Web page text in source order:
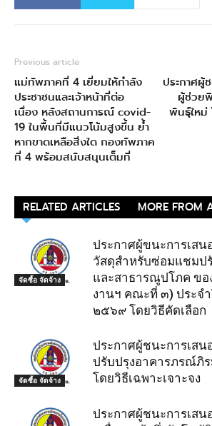
Previous article
แม่ทัพภาคที่ 4 เยี่ยมให้กำลัง
ประชาชนและเจ้าหน้าที่ต่อ
เนื่อง หลังสถานการณ์ covid-
19 ในพื้นที่มีแนวโน้มสูงขึ้น ย้ำ
หากขาดเหลือสิ่งใด กองทัพภาค
ที่ 4 พร้อมสนับสนุนเต็มที่
ประกาศผู้
ผู้ช่วย
พันธุ์ใหม่
RELATED ARTICLES MORE FROM
จัดซื้อ จัดจ้าง
ประกาศผู้ขนะการเสน
วัสดุสำหรับซ่อมแชมป
และสาธารณูปโภค ข
งานฯ คณะที่ ๓) ประจ
๒๕๖๙ โดยวิธีคัดเลือก
จัดซื้อ จัดจ้าง
ประกาศผู้ชนะการเสน
ปรับปรุงอาคารภรณ์ภิร
โดยวิธีเฉพาะเจาะจง
ประกาศผู้ชนะการเสน